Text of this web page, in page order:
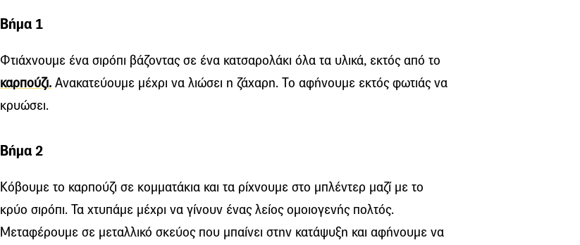
Βήμα 1
Φτιάχνουμε ένα σιρόπι βάζοντας σε ένα κατσαρολάκι όλα τα υλικά, εκτός από το
καρπούζι. Ανακατεύουμε μέχρι να λιώσει η ζάχαρη. Το αφήνουμε εκτός φωτιάς να
κρυώσει.
Βήμα 2
Κόβουμε το καρπούζι σε κομματάκια και τα ρίχνουμε στο μπλέντερ μαζί με το
κρύο σιρόπι. Τα χτυπάμε μέχρι να γίνουν ένας λείος ομοιογενής πολτός.
Μεταφέρουμε σε μεταλλικό σκεύος που μπαίνει στην κατάψυξη και αφήνουμε να